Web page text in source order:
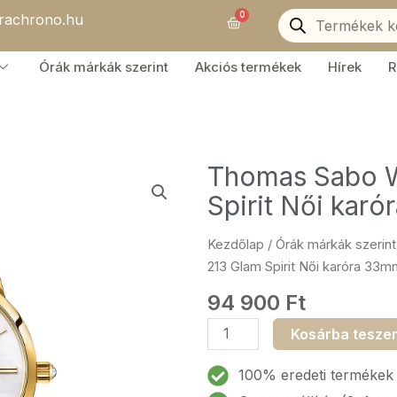
0Kosár
Products
search
Órák márkák szerint Akciós termékek Hírek
Thomas Sabo
Spirit Női
Kezdőlap / Órák márkák szerint
213 Glam Spirit Női karóra
94 900 Ft
Thomas
Sabo
WA0302-
Kosárba
100% eredeti termékek